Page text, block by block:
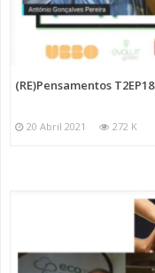
(RE)Pensamentos T2EP18
20 Abril 2021 272 K